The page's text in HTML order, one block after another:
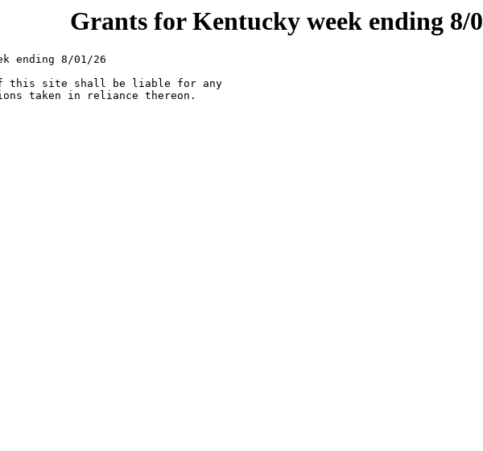
Grants for Kentucky week ending 8/
ending 8/01/26
of this site shall be liable for any
taken in reliance thereon.